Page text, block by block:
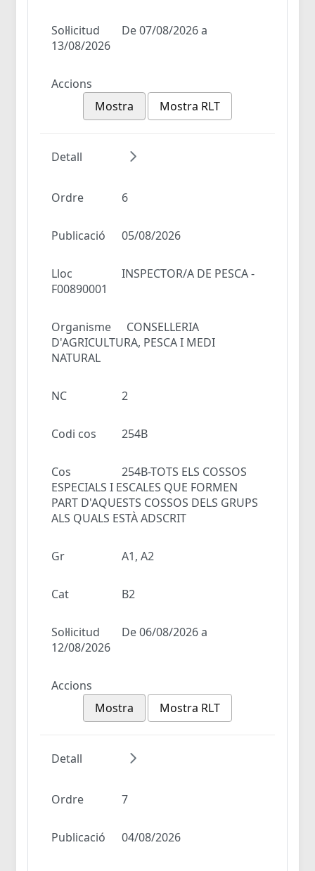
Sol·licitud
De 07/08/2026 a
13/08/2026
Accions
Mostra
Mostra RLT
Detall
Ordre 6
Publicació 05/08/2026
Lloc
INSPECTOR/A DE PESCA -
F00890001
Organisme
CONSELLERIA
D'AGRICULTURA, PESCA I MEDI
NATURAL
NC 2
Codi cos 254B
Cos
254B-TOTS ELS COSSOS
ESPECIALS I ESCALES QUE FORMEN
PART D'AQUESTS COSSOS DELS GRUPS
ALS QUALS ESTÀ ADSCRIT
Gr A1, A2
Cat B2
Sol·licitud
De 06/08/2026 a
12/08/2026
Accions
Mostra
Mostra RLT
Detall
Ordre 7
Publicació 04/08/2026